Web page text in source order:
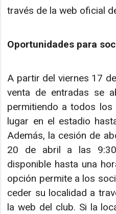
través de la web oficial
Oportunidades para
A partir del viernes 17
venta de entradas se
permitiendo a todos
lugar en el estadio
Además, la cesión de
20 de abril a las
disponible hasta una
opción permite a los
ceder su localidad a
la web del club. Si la